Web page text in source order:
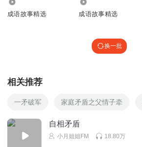
成语故事精选 成语故事精选
换一批
相关推荐
一矛破军 家庭矛盾之父情子牵
自相矛盾
小月姐姐FM 18.80万